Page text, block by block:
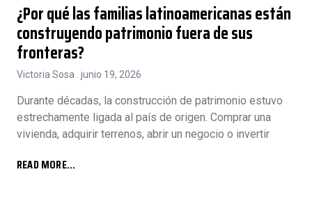
¿Por qué las familias latinoamericanas están
construyendo patrimonio fuera de sus
fronteras?
Victoria Sosa junio 19, 2026
Durante décadas, la construcción de patrimonio estuvo
estrechamente ligada al país de origen. Comprar una
vivienda, adquirir terrenos, abrir un negocio o invertir
READ MORE...